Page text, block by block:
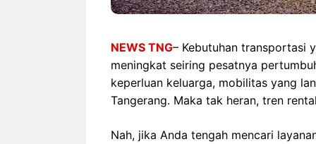
NEWS TNG– Kebutuhan transportasi
meningkat seiring pesatnya
keperluan keluarga, mobilitas yang
Tangerang. Maka tak heran, tren
Nah, jika Anda tengah mencari